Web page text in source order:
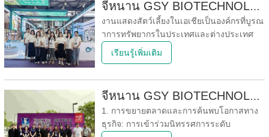
ธีมของนิทรรศการนี้คือ "การรวบรวม
โมเมนตัม
จี่หนาน GSY BIOTECHNOLOGY CO., LTD. เข้าร่วมงานแสดงสัตว์เลี้ยงแห่งเอเชียปี 2024
งานแสดงสัตว์เลี้ยงในเอเชียเป็นองค์กรที่บูรณ
าการทรัพยากรในประเทศและต่างประเทศ
อย่างกระตือรือร้น รวบรวมผู้เชี่ยวชาญชั้นนำ
ในอุตสาหกรรมสัตว์เลี้ยงระดับโลก และเชิญผู้
และกลุ่มเยี่ยมชมจากต่างประเทศเพื่อเข้าร่วม
นิทรรศการ
เรียนรู้เพิ่มเติม
จี่หนาน GSY BIOTECHNOLOGY CO., LTD. เข้าร่วมในนิทรรศการระดับนานาชาติ
1. การขยายตลาดและการค้นพบโอกาสทาง
ธุรกิจ: การเข้าร่วมนิทรรศการระดับ